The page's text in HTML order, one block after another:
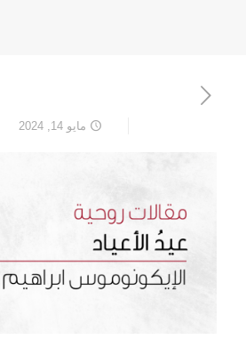
مايو 14, 2024